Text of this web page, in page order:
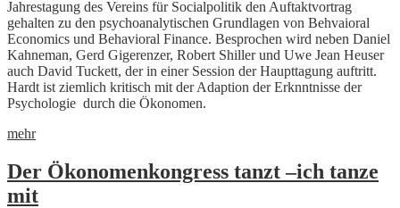
Jahrestagung des Vereins für Socialpolitik den Auftaktvortrag
gehalten zu den psychoanalytischen Grundlagen von Behvaioral
Economics und Behavioral Finance. Besprochen wird neben Daniel
Kahneman, Gerd Gigerenzer, Robert Shiller und Uwe Jean Heuser
auch David Tuckett, der in einer Session der Haupttagung auftritt.
Hardt ist ziemlich kritisch mit der Adaption der Erknntnisse der
Psychologie durch die Ökonomen.
mehr
Der Ökonomenkongress tanzt –ich tanze
mit